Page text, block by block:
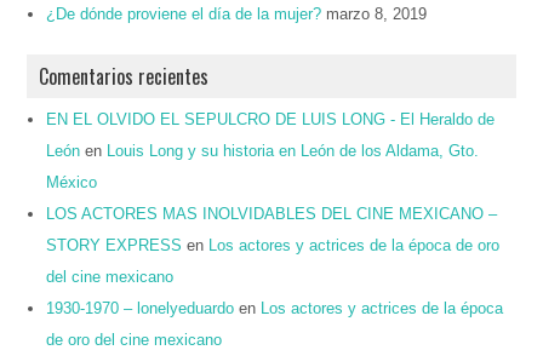
¿De dónde proviene el día de la mujer? marzo 8, 2019
Comentarios recientes
EN EL OLVIDO EL SEPULCRO DE LUIS LONG - El Heraldo de
León en
Louis Long y su historia en León de los Aldama, Gto.
México
LOS ACTORES MAS INOLVIDABLES DEL CINE MEXICANO –
STORY EXPRESS en
Los actores y actrices de la época de oro
del cine mexicano
1930-1970 – lonelyeduardo en
Los actores y actrices de la época
de oro del cine mexicano